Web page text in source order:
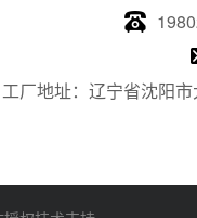
工厂地址：辽宁省沈阳